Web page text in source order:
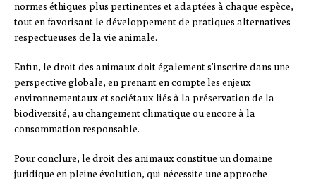
normes éthiques plus pertinentes et adaptées à chaque espèce,
tout en favorisant le développement de pratiques alternatives
respectueuses de la vie animale.
Enfin, le droit des animaux doit également s’inscrire dans une
perspective globale, en prenant en compte les enjeux
environnementaux et sociétaux liés à la préservation de la
biodiversité, au changement climatique ou encore à la
consommation responsable.
Pour conclure, le droit des animaux constitue un domaine
juridique en pleine évolution, qui nécessite une approche